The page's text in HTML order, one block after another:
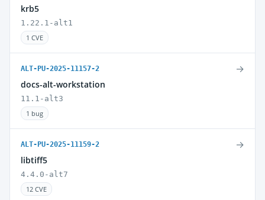
krb5
1.22.1-alt1
1 CVE
ALT-PU-2025-11157-2
docs-alt-workstation
11.1-alt3
1 bug
→
ALT-PU-2025-11159-2
libtiff5
4.4.0-alt7
12 CVE
→